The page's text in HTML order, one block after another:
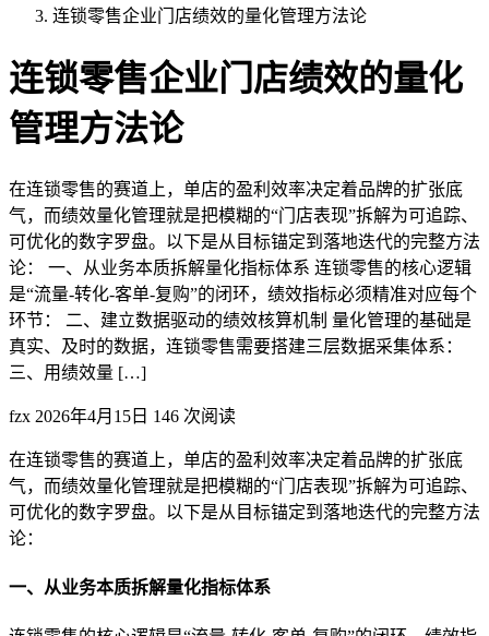
连锁零售企业门店绩效的量化管理方法论
连锁零售企业门店绩效的量化
管理方法论
在连锁零售的赛道上，单店的盈利效率决定着品牌的扩张底
气，而绩效量化管理就是把模糊的“门店表现”拆解为可追踪、
可优化的数字罗盘。以下是从目标锚定到落地迭代的完整方法
论： 一、从业务本质拆解量化指标体系 连锁零售的核心逻辑
是“流量-转化-客单-复购”的闭环，绩效指标必须精准对应每个
环节： 二、建立数据驱动的绩效核算机制 量化管理的基础是
真实、及时的数据，连锁零售需要搭建三层数据采集体系：
三、用绩效量 […]
fzx 2026年4月15日 146 次阅读
在连锁零售的赛道上，单店的盈利效率决定着品牌的扩张底
气，而绩效量化管理就是把模糊的“门店表现”拆解为可追踪、
可优化的数字罗盘。以下是从目标锚定到落地迭代的完整方法
论：
一、从业务本质拆解量化指标体系